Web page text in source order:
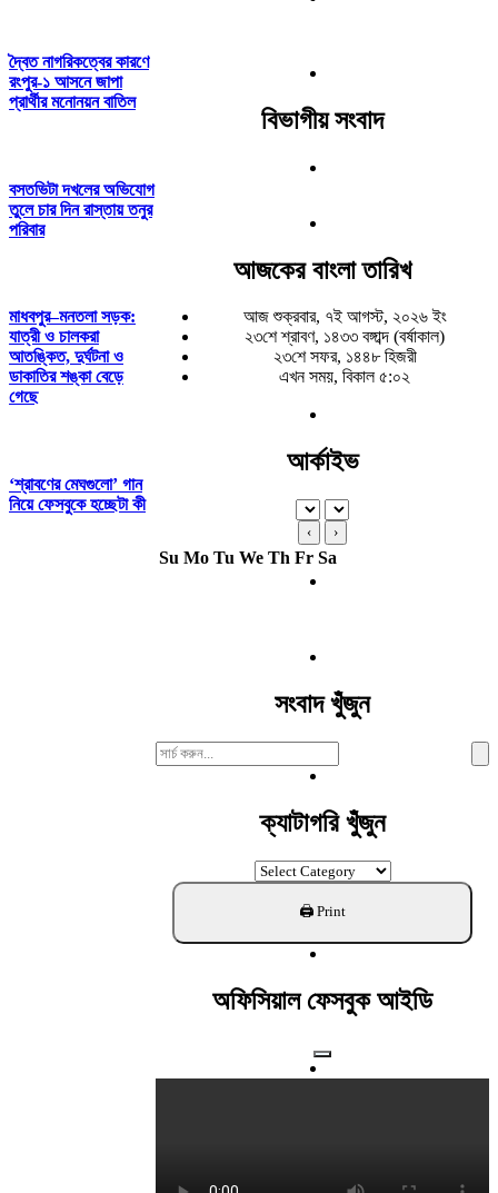
দ্বৈত নাগরিকত্বের কারণে
রংপুর-১ আসনে জাপা
প্রার্থীর মনোনয়ন বাতিল
বসতভিটা দখলের অভিযোগ
তুলে চার দিন রাস্তায় তনুর
পরিবার
মাধবপুর–মনতলা সড়ক:
যাত্রী ও চালকরা
আতঙ্কিত, দুর্ঘটনা ও
ডাকাতির শঙ্কা বেড়ে
গেছে
‘শ্রাবণের মেঘগুলো’ গান
নিয়ে ফেসবুকে হচ্ছেটা কী
বিভাগীয় সংবাদ
আজকের বাংলা তারিখ
আজ শুক্রবার, ৭ই আগস্ট, ২০২৬ ইং
২৩শে শ্রাবণ, ১৪৩৩ বঙ্গাব্দ (বর্ষাকাল)
২৩শে সফর, ১৪৪৮ হিজরী
এখন সময়, বিকাল ৫:০২
আর্কাইভ
‹ ›
Su Mo Tu We Th Fr Sa
সংবাদ খুঁজুন
Search
For:
ক্যাটাগরি খুঁজুন
ক্যাটাগরি
খুঁজুন
অফিসিয়াল ফেসবুক আইডি